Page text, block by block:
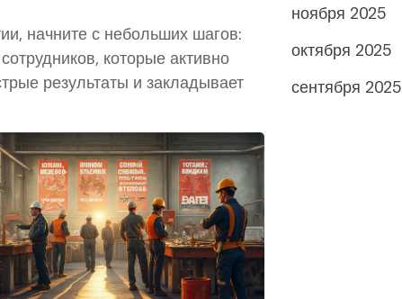
начните с небольших шагов:
которые активно
результаты и закладывает
ноября 2025
октября 2025
сентября 2025